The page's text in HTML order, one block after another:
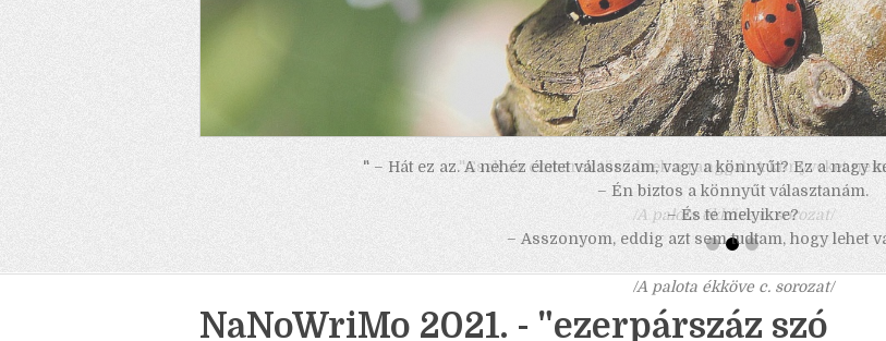
" – Hát ez az. A nehéz életet válasszam, vagy a könnyűt? Ez a nagy
– Én biztos a könnyűt választanám.
– És te melyikre?
– Asszonyom, eddig azt sem tudtam, hogy lehet
/A palota ékköve c. sorozat/